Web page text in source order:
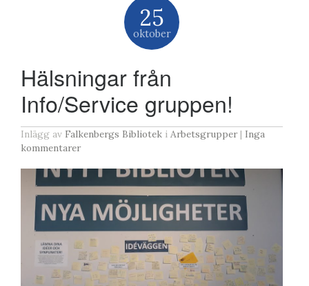
25
oktober
Hälsningar från
Info/Service gruppen!
Inlägg av Falkenbergs Bibliotek iArbetsgrupper| Inga
kommentarer